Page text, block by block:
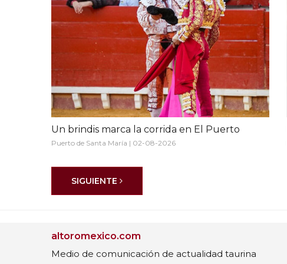
Un brindis marca la corrida en El Puerto
Puerto de Santa María | 02-08-2026
SIGUIENTE
altoromexico.com
Medio de comunicación de actualidad taurina